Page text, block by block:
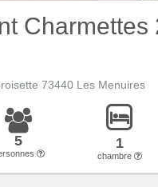
Charmettes
73440 Les Menuires
5 1
chambre